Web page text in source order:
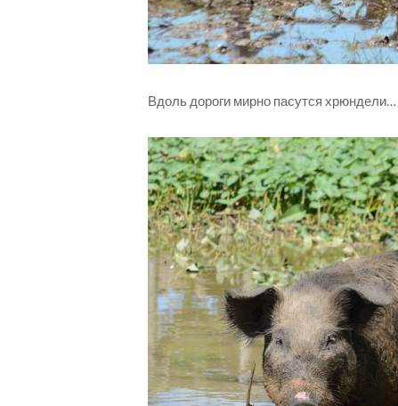
Вдоль дороги мирно пасутся хрюндели…